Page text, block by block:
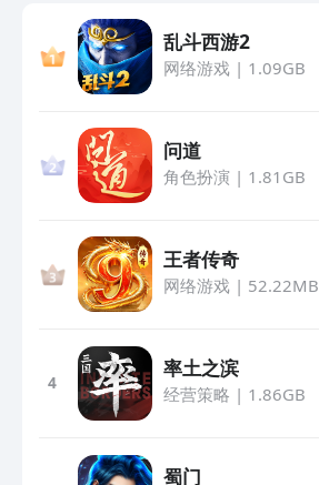
乱斗西游2
网络游戏| 1.09GB
问道
角色扮演 | 1.81GB
王者传奇
网络游戏| 52.22MB
4
率土之滨
经营策略 | 1.86GB
蜀门